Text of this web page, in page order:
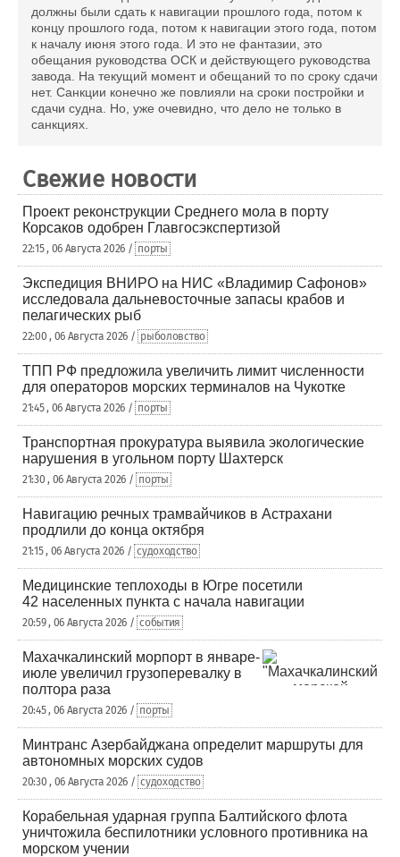
должны были сдать к навигации прошлого года, потом к
концу прошлого года, потом к навигации этого года, потом
к началу июня этого года. И это не фантазии, это
обещания руководства ОСК и действующего руководства
завода. На текущий момент и обещаний то по сроку сдачи
нет. Санкции конечно же повлияли на сроки постройки и
сдачи судна. Но, уже очевидно, что дело не только в
санкциях.
Свежие новости
Проект реконструкции Среднего мола в порту
Корсаков одобрен Главгосэкспертизой
22:15 , 06 Августа 2026 / порты
Экспедиция ВНИРО на НИС «Владимир Сафонов»
исследовала дальневосточные запасы крабов и
пелагических рыб
22:00 , 06 Августа 2026 / рыболовство
ТПП РФ предложила увеличить лимит численности
для операторов морских терминалов на Чукотке
21:45 , 06 Августа 2026 / порты
Транспортная прокуратура выявила экологические
нарушения в угольном порту Шахтерск
21:30 , 06 Августа 2026 / порты
Навигацию речных трамвайчиков в Астрахани
продлили до конца октября
21:15 , 06 Августа 2026 / судоходство
Медицинские теплоходы в Югре посетили
42 населенных пункта с начала навигации
20:59 , 06 Августа 2026 / события
Махачкалинский морпорт в январе-
июле увеличил грузоперевалку в
полтора раза
20:45 , 06 Августа 2026 / порты
Минтранс Азербайджана определит маршруты для
автономных морских судов
20:30 , 06 Августа 2026 / судоходство
Корабельная ударная группа Балтийского флота
уничтожила беспилотники условного противника на
морском учении